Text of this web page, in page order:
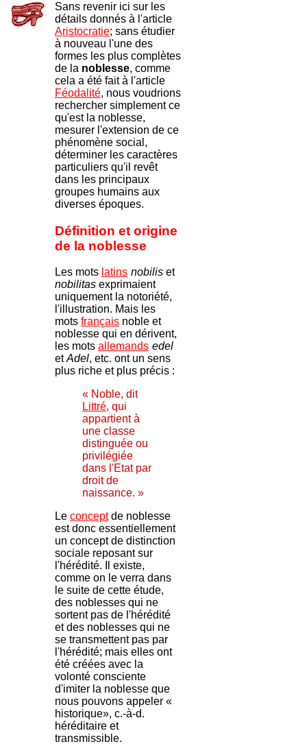
Sans revenir ici sur les
détails donnés à l'article
Aristocratie; sans étudier
à nouveau l'une des
formes les plus complètes
de la noblesse, comme
cela a été fait à l'article
Féodalité, nous voudrions
rechercher simplement ce
qu'est la noblesse,
mesurer l'extension de ce
phénomène social,
déterminer les caractères
particuliers qu'il revêt
dans les principaux
groupes humains aux
diverses époques.
Définition et origine
de la noblesse
Les mots latins' nobilis et
nobilitas exprimaient
uniquement la notoriété,
l'illustration. Mais les
mots français noble et
noblesse qui en dérivent,
les mots allemands' edel
etAdel, etc. ont un sens
plus riche et plus précis :
« Noble, dit
Littré, qui
appartient à
une classe
distinguée ou
privilégiée
dans l'Etat par
droit de
naissance. »
Le conceptde noblesse
est donc essentiellement
un concept de distinction
sociale reposant sur
l'hérédité. Il existe,
comme on le verra dans
le suite de cette étude,
des noblesses qui ne
sortent pas de l'hérédité
et des noblesses qui ne
se transmettent pas par
l'hérédité; mais elles ont
été créées avec la
volonté consciente
d'imiter la noblesse que
nous pouvons appeler «
historique», c.-à-d.
héréditaire et
transmissible.